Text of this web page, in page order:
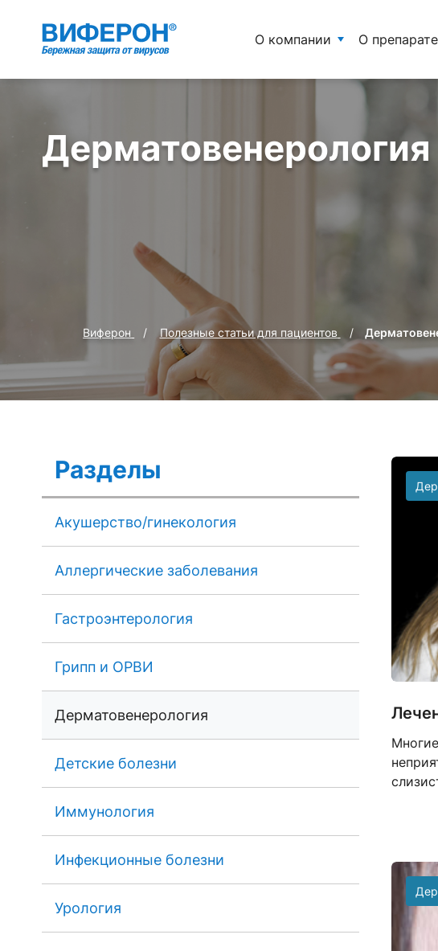
О компании О препарате
Дерматовенерология
Виферон Полезные статьи для пациентов
Разделы
Акушерство/гинекология
Аллергические заболевания
Гастроэнтерология
Грипп и ОРВИ
Дерматовенерология
Детские болезни
Иммунология
Инфекционные болезни
Урология